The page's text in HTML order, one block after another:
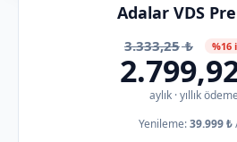
Adalar VDS
3.333,25₺ %16
aylık · yıllık
Yenileme:39.999 ₺